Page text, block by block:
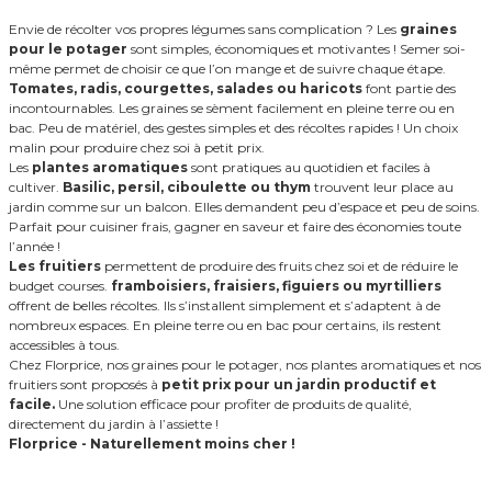
Envie de récolter vos propres légumes sans complication ? Les graines
pour le potager sont simples, économiques et motivantes ! Semer soi-
même permet de choisir ce que l’on mange et de suivre chaque étape.
Tomates, radis, courgettes, salades ou haricots font partie des
incontournables. Les graines se sèment facilement en pleine terre ou en
bac. Peu de matériel, des gestes simples et des récoltes rapides ! Un choix
malin pour produire chez soi à petit prix.
Les plantes aromatiques sont pratiques au quotidien et faciles à
cultiver. Basilic, persil, ciboulette ou thym trouvent leur place au
jardin comme sur un balcon. Elles demandent peu d’espace et peu de soins.
Parfait pour cuisiner frais, gagner en saveur et faire des économies toute
l’année !
Les fruitiers permettent de produire des fruits chez soi et de réduire le
budget courses. framboisiers, fraisiers, figuiers ou myrtilliers
offrent de belles récoltes. Ils s’installent simplement et s’adaptent à de
nombreux espaces. En pleine terre ou en bac pour certains, ils restent
accessibles à tous.
Chez Florprice, nos graines pour le potager, nos plantes aromatiques et nos
fruitiers sont proposés à petit prix pour un jardin productif et
facile. Une solution efficace pour profiter de produits de qualité,
directement du jardin à l’assiette !
Florprice - Naturellement moins cher !